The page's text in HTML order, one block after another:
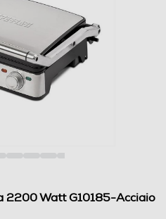
2200 Watt G10185-Acciaio